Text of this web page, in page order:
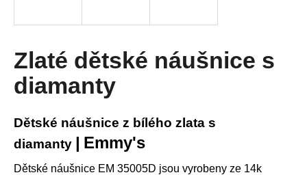
Zlaté dětské náušnice s
diamanty
Dětské náušnice z bílého zlata s
diamanty | Emmy's
Dětské náušnice EM 35005D jsou vyrobeny ze 14k
A
í
t
?